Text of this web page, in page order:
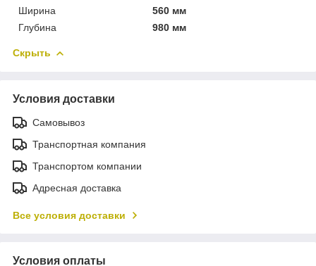
Ширина
560 мм
Глубина
980 мм
Скрыть
Условия доставки
Самовывоз
Транспортная компания
Транспортом компании
Адресная доставка
Все условия доставки
Условия оплаты